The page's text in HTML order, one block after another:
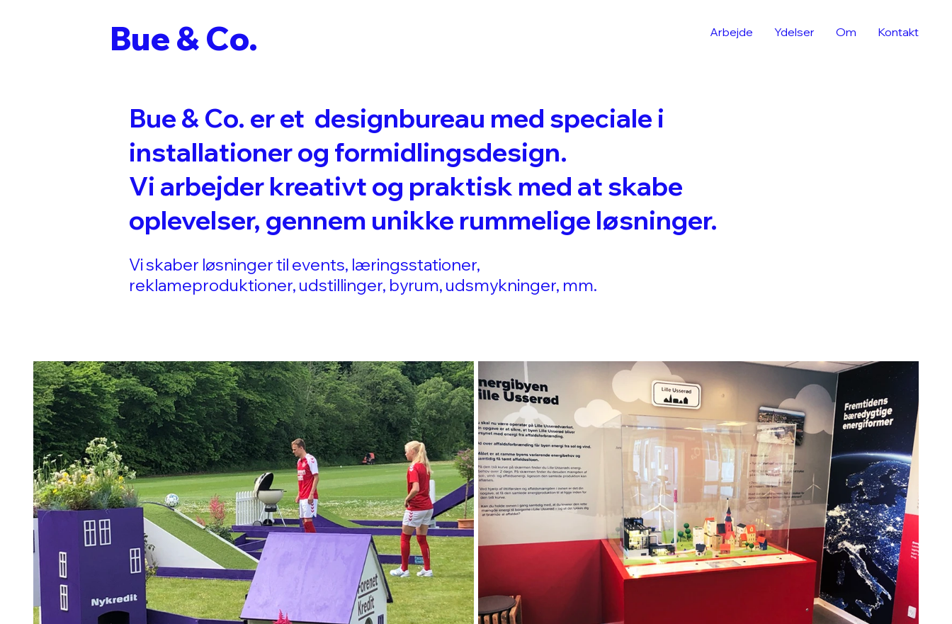
Bue & Co. Arbejde Ydelser Om Kontakt
Bue & Co. er et designbureau med speciale i
installationer og formidlingsdesign.
Vi arbejder kreativt og praktisk med at skabe
oplevelser, gennem unikke rummelige løsninger.
Vi skaber løsninger til events, læringsstationer,
reklameproduktioner, udstillinger, byrum, udsmykninger, mm.